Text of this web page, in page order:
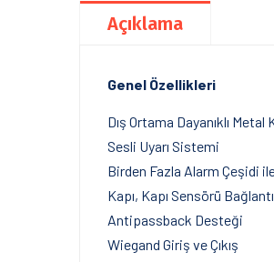
Açıklama
Genel Özellikleri
Dış Ortama Dayanıklı Metal
Sesli Uyarı Sistemi
Birden Fazla Alarm Çeşidi
Kapı, Kapı Sensörü
Antipassback Desteği
Wiegand Giriş ve Çıkış